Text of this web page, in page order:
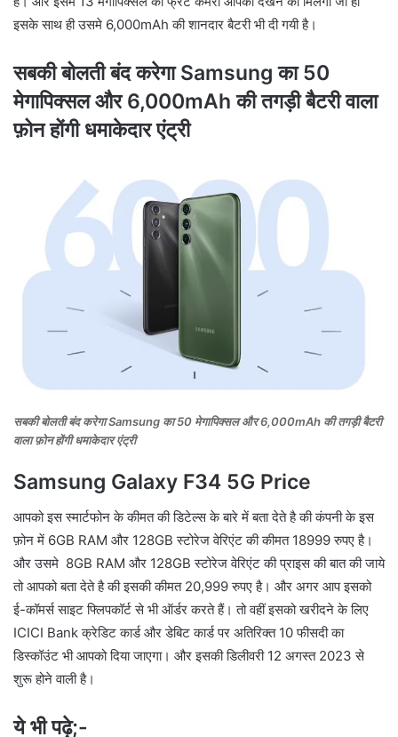
इसके साथ ही उसमे 6,000mAh की शानदार बैटरी भी दी गयी है।
सबकी बोलती बंद करेगा Samsung का 50
मेगापिक्सल और 6,000mAh की तगड़ी बैटरी वाला
फ़ोन होंगी धमाकेदार एंट्री
सबकी बोलती बंद करेगा Samsung का 50 मेगापिक्सल और 6,000mAh की तगड़ी बैटरी
वाला फ़ोन होंगी धमाकेदार एंट्री
Samsung Galaxy F34 5G Price
आपको इस स्मार्टफोन के कीमत की डिटेल्स के बारे में बता देते है की कंपनी के इस
फ़ोन में 6GB RAM और 128GB स्टोरेज वेरिएंट की कीमत 18999 रुपए है।
और उसमे 8GB RAM और 128GB स्टोरेज वेरिएंट की प्राइस की बात की जाये
तो आपको बता देते है की इसकी कीमत 20,999 रुपए है। और अगर आप इसको
ई-कॉमर्स साइट फ्लिपकॉर्ट से भी ऑर्डर करते हैं। तो वहीं इसको खरीदने के लिए
ICICI Bank क्रेडिट कार्ड और डेबिट कार्ड पर अतिरिक्त 10 फीसदी का
डिस्कॉउंट भी आपको दिया जाएगा। और इसकी डिलीवरी 12 अगस्त 2023 से
शुरू होने वाली है।
ये भी पढ़े;-